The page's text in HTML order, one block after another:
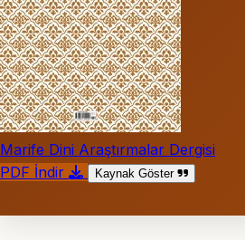
Marife Dini Araştırmalar Dergisi
PDF İndir
Kaynak Göster